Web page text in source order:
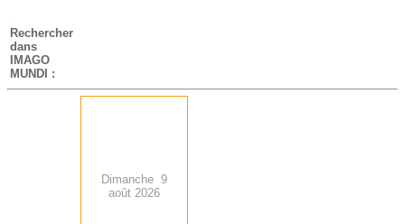
-
Rechercher
dans
IMAGO
MUNDI :
Dimanche 9
août 2026